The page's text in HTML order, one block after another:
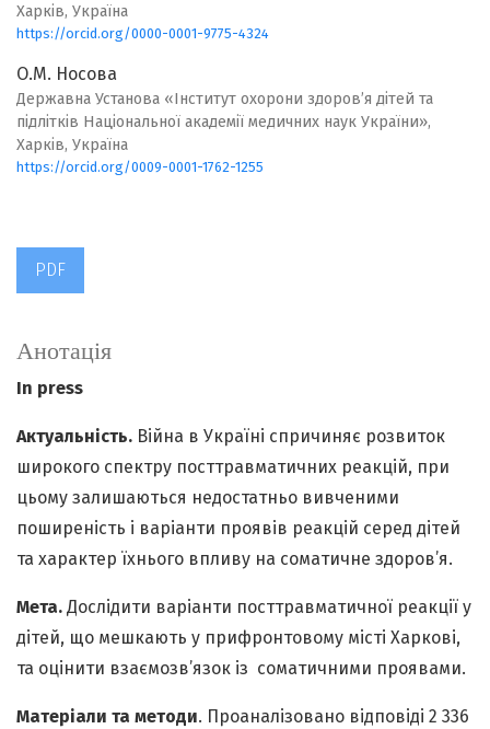
Харків, Україна
https://orcid.org/0000-0001-9775-4324
О.М. Носова
Державна Установа «Інститут охорони здоров’я дітей та
підлітків Національної академії медичних наук України»,
Харків, Україна
https://orcid.org/0009-0001-1762-1255
PDF
Анотація
In press
Актуальність. Війна в Україні спричиняє розвиток
широкого спектру посттравматичних реакцій, при
цьому залишаються недостатньо вивченими
поширеність і варіанти проявів реакцій серед дітей
та характер їхнього впливу на соматичне здоров’я.
Мета. Дослідити варіанти посттравматичної реакції у
дітей, що мешкають у прифронтовому місті Харкові,
та оцінити взаємозв’язок із соматичними проявами.
Матеріали та методи. Проаналізовано відповіді 2 336